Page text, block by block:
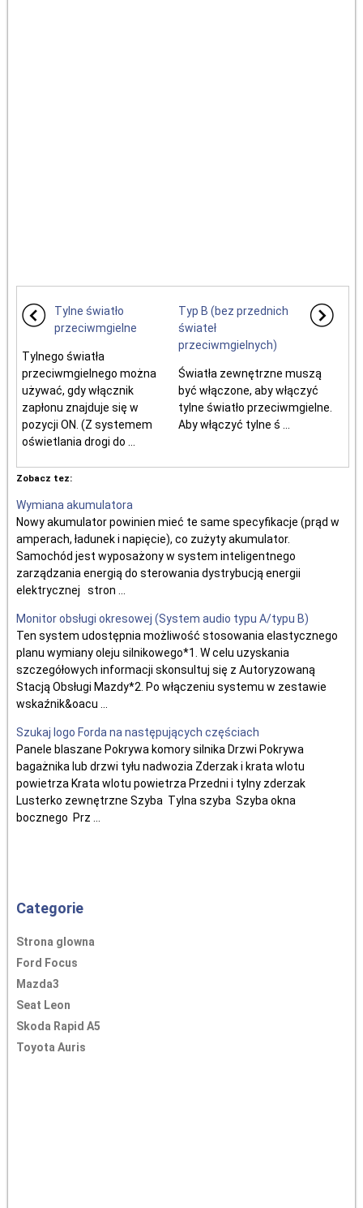
Tylne światło
przeciwmgielne
Tylnego światła
przeciwmgielnego można
używać, gdy włącznik
zapłonu znajduje się w
pozycji ON. (Z systemem
oświetlania drogi do ...
Typ B (bez przednich
świateł
przeciwmgielnych)
Światła zewnętrzne muszą
być włączone, aby włączyć
tylne światło przeciwmgielne.
Aby włączyć tylne ś ...
Zobacz tez:
Wymiana akumulatora
Nowy akumulator powinien mieć te same specyfikacje (prąd w
amperach, ładunek i napięcie), co zużyty akumulator.
Samochód jest wyposażony w system inteligentnego
zarządzania energią do sterowania dystrybucją energii
elektrycznej stron ...
Monitor obsługi okresowej (System audio typu A/typu B)
Ten system udostępnia możliwość stosowania elastycznego
planu wymiany oleju silnikowego*1. W celu uzyskania
szczegółowych informacji skonsultuj się z Autoryzowaną
Stacją Obsługi Mazdy*2. Po włączeniu systemu w zestawie
wskaźnik&oacu ...
Szukaj logo Forda na następujących częściach
Panele blaszane Pokrywa komory silnika Drzwi Pokrywa
bagażnika lub drzwi tyłu nadwozia Zderzak i krata wlotu
powietrza Krata wlotu powietrza Przedni i tylny zderzak
Lusterko zewnętrzne Szyba Tylna szyba Szyba okna
bocznego Prz ...
Categorie
Strona glowna
Ford Focus
Mazda3
Seat Leon
Skoda Rapid A5
Toyota Auris